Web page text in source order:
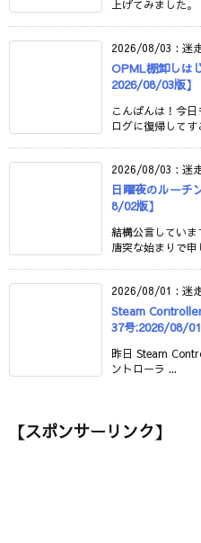
上げてみました
2026/08/03 : 迷
OPML棚卸しは
2026/08/03版】
こんばんは！今
ログに復帰してす
2026/08/03 : 迷
日曜夜のルーチ
8/02版】
結構公言していま
唐突な始まりで
2026/08/01 : 迷
Steam
37号:2026/08/01
昨日 Steam
ントローラ ...
【スポンサーリンク】